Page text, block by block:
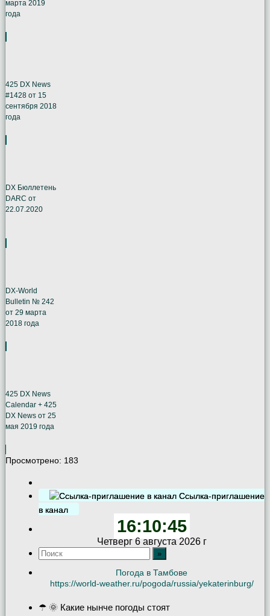
марта 2019
года
425 DX News
#1428 от 15
сентября 2018
года
DX Бюллетень
DARC от
22.07.2020
DX-World
Bulletin № 242
от 29 марта
2018 года
425 DX News
Calendar + 425
DX News от 25
мая 2019 года
Просмотрено: 183
Ссылка-приглашение
в канал
16:10:46
Четверг 6 августа 2026 г
Погода в Тамбове
https://world-weather.ru/pogoda/russia/yekaterinburg/
☂ 🌞 Какие нынче погоды стоят